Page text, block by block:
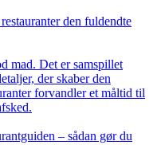
den fuldendte
mad. Det er samspillet
der skaber den
forvandler et måltid til
– sådan gør du